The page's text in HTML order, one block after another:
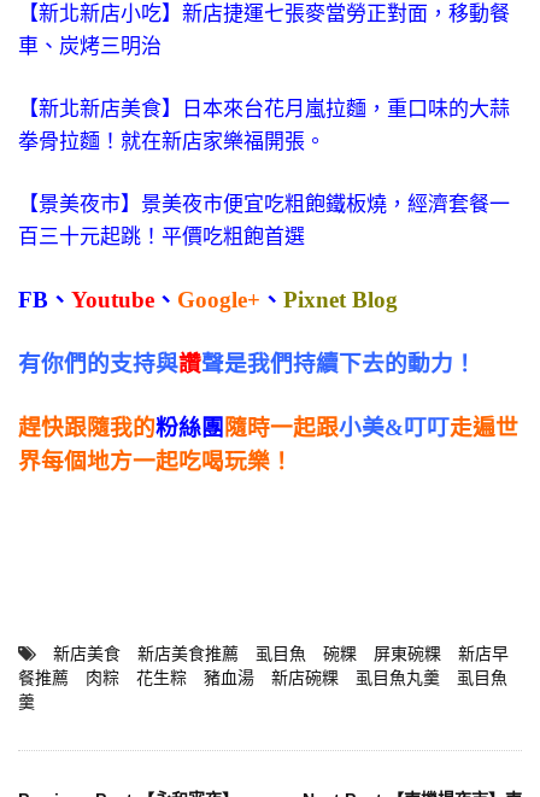
【新北新店小吃】新店捷運七張麥當勞正對面，移動餐
車、炭烤三明治
【新北新店美食】日本來台花月嵐拉麵，重口味的大蒜
拳骨拉麵！就在新店家樂福開張。
【景美夜市】景美夜市便宜吃粗飽鐵板燒，經濟套餐一
百三十元起跳！平價吃粗飽首選
FB 、 Youtube 、 Google+ 、 Pixnet Blog
有你們的支持與讚聲是我們持續下去的動力！
趕快跟隨我的粉絲團 隨時一起跟小美&叮叮走遍世
界每個地方一起吃喝玩樂！
新店美食 新店美食推薦 虱目魚 碗粿 屏東碗粿
新店早
餐推薦
肉粽 花生粽 豬血湯 新店碗粿 虱目魚丸羹
虱目魚
羹